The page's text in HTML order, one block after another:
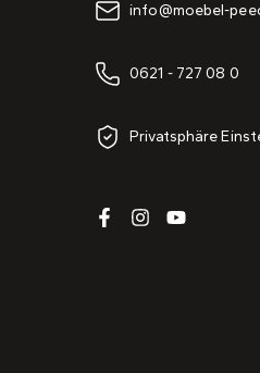
info@moebel-
0621 - 727 08 0
Privatsphäre